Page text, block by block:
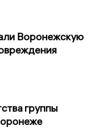
Воронежскую
группы